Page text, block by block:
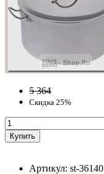
5 364
Скидка 25%
Артикул: st-36140